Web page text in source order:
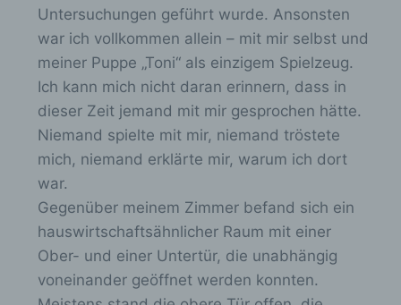
Untersuchungen geführt wurde. Ansonsten
war ich vollkommen allein – mit mir selbst und
meiner Puppe „Toni“ als einzigem Spielzeug.
Ich kann mich nicht daran erinnern, dass in
dieser Zeit jemand mit mir gesprochen hätte.
Niemand spielte mit mir, niemand tröstete
mich, niemand erklärte mir, warum ich dort
war.
Gegenüber meinem Zimmer befand sich ein
hauswirtschaftsähnlicher Raum mit einer
Ober- und einer Untertür, die unabhängig
voneinander geöffnet werden konnten.
Zahlreiche Internetseiten und Server verwenden
Cookies. Viele Cookies enthalten eine sogenannte
Kennung des Cookies. Sie besteht aus einer
Zeichenfolge, durch welche Internetseiten und
Server dem konkreten Internetbrowser zugeordnet
werden können, in dem das Cookie gespeichert
wurde. Dies ermöglicht es den besuchten
Internetseiten und Servern, den individuellen
Internetbrowsern, die andere Cookies enthalten,
zu unterscheiden. Ein bestimmter Internetbrowser
kann über die eindeutige Cookie-ID wiedererkannt
und identifiziert werden.
Durch den Einsatz von Cookies kann den Nutzern
dieser Internetseite nutzerfreundlichere Services